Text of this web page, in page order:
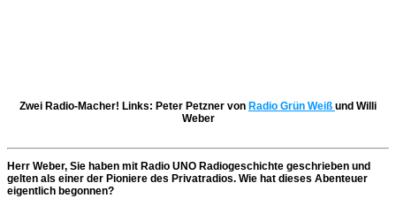
Zwei Radio-Macher! Links: Peter Petzner von Radio Grün Weiß und Willi
Weber
Herr Weber, Sie haben mit Radio UNO Radiogeschichte geschrieben und
gelten als einer der Pioniere des Privatradios. Wie hat dieses Abenteuer
eigentlich begonnen?